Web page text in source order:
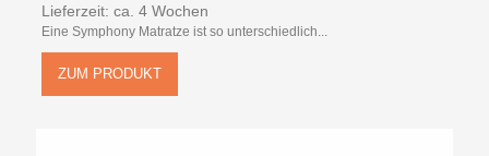
Lieferzeit: ca. 4 Wochen
Eine Symphony Matratze ist so unterschiedlich...
ZUM PRODUKT